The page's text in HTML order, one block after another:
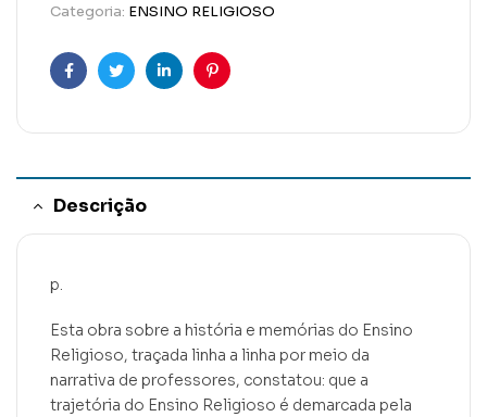
Categoria: ENSINO RELIGIOSO
FacebookTwitterLinkedinPinterest
Descrição
p.
Esta obra sobre a história e memórias do Ensino
Religioso, traçada linha a linha por meio da
narrativa de professores, constatou: que a
trajetória do Ensino Religioso é demarcada pela